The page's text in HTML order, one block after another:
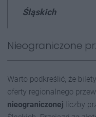
Śląskich
Nieograniczone
Warto podkreślić, że
oferty regionalnego
nieograniczonej liczby